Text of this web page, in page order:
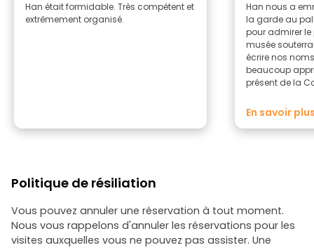
Han était formidable. Très compétent et
extrêmement organisé.
Han nous a
la garde au
pour admirer
musée
écrire nos
beaucoup
présent de la
En savoir
Politique de résiliation
Vous pouvez annuler une réservation à tout moment.
Nous vous rappelons d'annuler les réservations pour les
visites auxquelles vous ne pouvez pas assister. Une